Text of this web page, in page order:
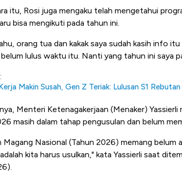
itu, Rosi juga mengaku telah mengetahui
bisa mengikuti pada tahun ini.
orang tua dan kakak saya sudah kasih info
belum lulus waktu itu. Nanti yang tahun ini saya
Makin Susah, Gen Z Teriak: Lulusan S1
Menteri Ketenagakerjaan (Menaker)
masih dalam tahap pengusulan dan belum
Magang Nasional (Tahun 2026) memang belum
kita harus usulkan," kata Yassierli saat